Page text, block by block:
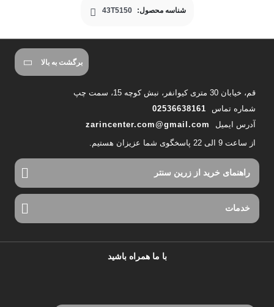
شناسه محصول: 43T5150
برگشت به بالا
قم، خیابان 30 متری کیوانفر، نبش کوچه 15، سمت چپ
شماره تماس
02536638161
آدرس ایمیل
zarincenter.com@gmail.com
از ساعت 9 الی 22 پاسخگوی شما عزیزان هستیم.
راهنمای خرید از زرین سنتر
خدمات
با ما همراه باشید